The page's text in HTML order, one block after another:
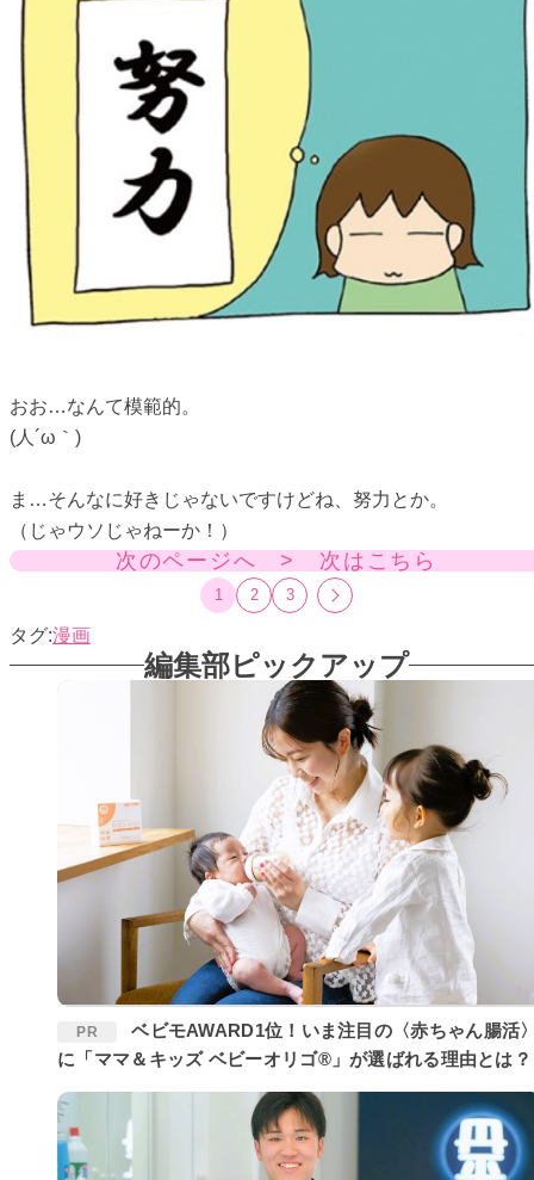
おお…なんて模範的。
(人´ω｀)
ま…そんなに好きじゃないですけどね、努力とか。
（じゃウソじゃねーか！）
次のページへ > 次はこちら
1 2 3
漫画
編集部ピックアップ
PR
ベビモAWARD1位！いま注目の〈赤ちゃん腸活〉
に「ママ＆キッズ ベビーオリゴ®」が選ばれる理由とは？